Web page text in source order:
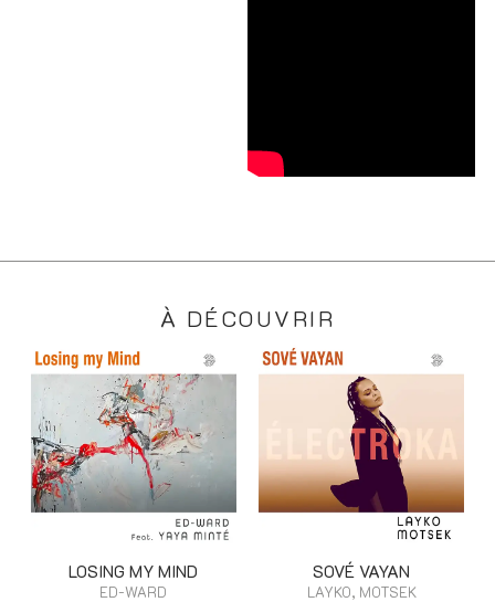
À DÉCOUVRIR
LOSING MY MIND
ED-WARD
SOVÉ VAYAN
LAYKO, MOTSEK